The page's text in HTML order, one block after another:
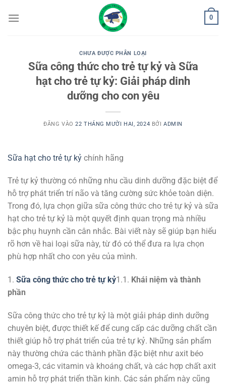
qua
0
CHƯA ĐƯỢC PHÂN LOẠI
Sữa công thức cho trẻ tự kỷ và Sữa
hạt cho trẻ tự kỷ: Giải pháp dinh
dưỡng cho con yêu
ĐĂNG VÀO22 THÁNG MƯỜI HAI, 2024 BỞI ADMIN
Sữa hạt cho trẻ tự kỷ chính hãng
Trẻ tự kỷ thường có những nhu cầu dinh dưỡng đặc biệt để
hỗ trợ phát triển trí não và tăng cường sức khỏe toàn diện.
Trong đó, lựa chọn giữa sữa công thức cho trẻ tự kỷ và sữa
hạt cho trẻ tự kỷ là một quyết định quan trọng mà nhiều
bậc phụ huynh cần cân nhắc. Bài viết này sẽ giúp bạn hiểu
rõ hơn về hai loại sữa này, từ đó có thể đưa ra lựa chọn
phù hợp nhất cho con yêu của mình.
1. Sữa công thức cho trẻ tự kỷ1.1. Khái niệm và thành
phần
Sữa công thức cho trẻ tự kỷ là một giải pháp dinh dưỡng
chuyên biệt, được thiết kế để cung cấp các dưỡng chất cần
thiết giúp hỗ trợ phát triển của trẻ tự kỷ. Những sản phẩm
này thường chứa các thành phần đặc biệt như axit béo
omega-3, các vitamin và khoáng chất, và các hợp chất axit
amin hỗ trợ phát triển thần kinh. Các sản phẩm này cũng